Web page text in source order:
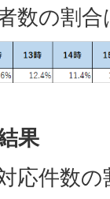
数の割
果
応件数